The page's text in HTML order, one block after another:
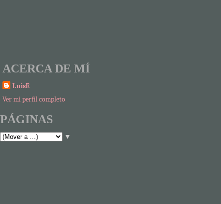
ACERCA DE MÍ
LuisF.
Ver mi perfil completo
PÁGINAS
▼